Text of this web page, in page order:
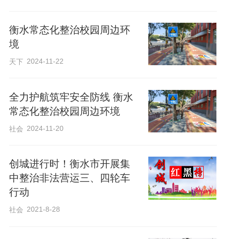
市综合执法支队采取常态化巡查模式，细
化工作举措，聚焦中心大街、和平路、榕
衡水常态化整治校园周边环
境
天下 2024-11-22
全力护航筑牢安全防线 衡水
常态化整治校园周边环境
社会 2024-11-20
创城进行时！衡水市开展集
中整治非法营运三、四轮车
行动
社会 2021-8-28